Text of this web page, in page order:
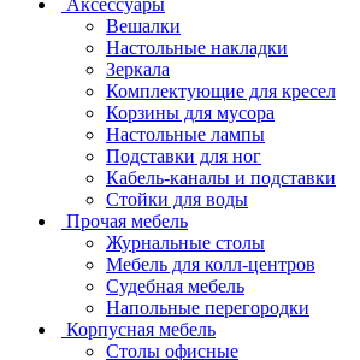
Аксессуары
Вешалки
Настольные накладки
Зеркала
Комплектующие для кресел
Корзины для мусора
Настольные лампы
Подставки для ног
Кабель-каналы и подставки
Стойки для воды
Прочая мебель
Журнальные столы
Мебель для колл-центров
Судебная мебель
Напольные перегородки
Корпусная мебель
Столы офисные